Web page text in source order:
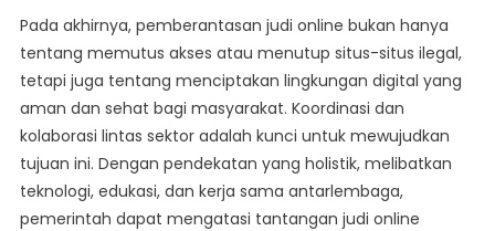
Pada akhirnya, pemberantasan judi online bukan hanya
tentang memutus akses atau menutup situs-situs ilegal,
tetapi juga tentang menciptakan lingkungan digital yang
aman dan sehat bagi masyarakat. Koordinasi dan
kolaborasi lintas sektor adalah kunci untuk mewujudkan
tujuan ini. Dengan pendekatan yang holistik, melibatkan
teknologi, edukasi, dan kerja sama antarlembaga,
pemerintah dapat mengatasi tantangan judi online